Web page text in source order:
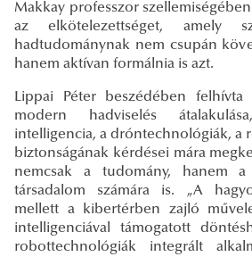
Makkay professzor
az elkötelezettséget, amely
hadtudománynak nem csupán
hanem aktívan formálnia is azt.
Lippai Péter beszédében
modern hadviselés
intelligencia, a dróntechnológiák, a
biztonságának kérdései mára
nemcsak a tudomány, hanem
társadalom számára is. „A
mellett a kibertérben zajló
intelligenciával támogatott
robottechnológiák integrált